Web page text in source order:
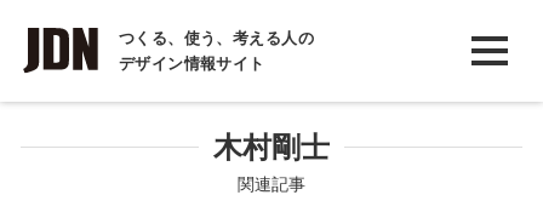
つくる、使う、考える人の
デザイン情報サイト
INTERVIEW
インタビュー
木村剛士
関連記事